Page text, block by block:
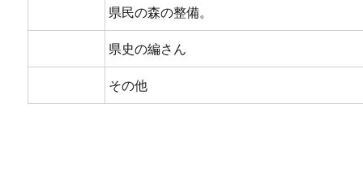
県民の森の整備。
県史の編さん
その他